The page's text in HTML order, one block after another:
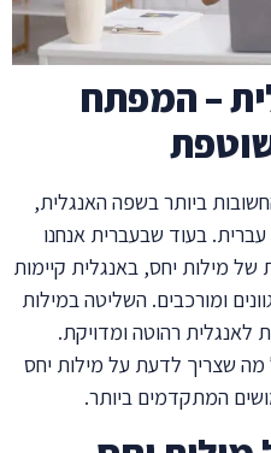
– המפתח
ביותר בשפה האנגלית,
בעוד שבעברית אנחנו
מילות יחס, באנגלית קיימות
ומורכבים. השליטה במילות
לאנגלית רהוטה ומדויקת.
שצריך לדעת על מילות יחס
המתקדמים ביותר.